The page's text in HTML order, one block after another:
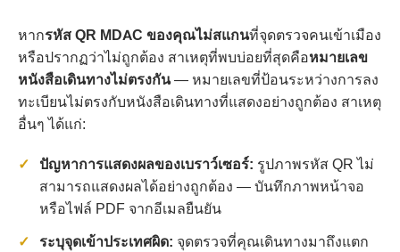
หากรหัส QR MDAC ของคุณไม่สแกนที่จุดตรวจคนเข้าเมือง
หรือปรากฏว่าไม่ถูกต้อง สาเหตุที่พบบ่อยที่สุดคือหมายเลข
หนังสือเดินทางไม่ตรงกัน— หมายเลขที่ป้อนระหว่างการลง
ทะเบียนไม่ตรงกับหนังสือเดินทางที่แสดงอย่างถูกต้อง สาเหตุ
อื่นๆ ได้แก่:
ปัญหาการแสดงผลของเบราว์เซอร์: รูปภาพรหัส QR ไม่
สามารถแสดงผลได้อย่างถูกต้อง — บันทึกภาพหน้าจอ
หรือไฟล์ PDF จากอีเมลยืนยัน
ระบุจุดเข้าประเทศผิด: จุดตรวจที่คุณเดินทางมาถึงแตก